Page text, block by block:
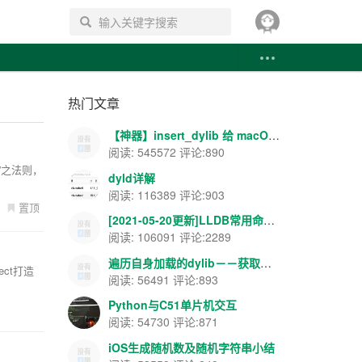
搜索
法则，
置顶
打造
热门文章
【神器】insert_dylib 给 macOS APP 添加导入表注入--你懂的~~
阅读: 545572 评论:890
dyld详解
阅读: 116389 评论:903
[2021-05-20更新]LLDB常用命令--飘云整理
阅读: 106091 评论:2289
遍历自身加载的dylib－－获取载入地址和ASLR地址等
阅读: 56491 评论:893
Python与C51单片机交互
阅读: 54730 评论:871
iOS生成随机数及随机字符串小结